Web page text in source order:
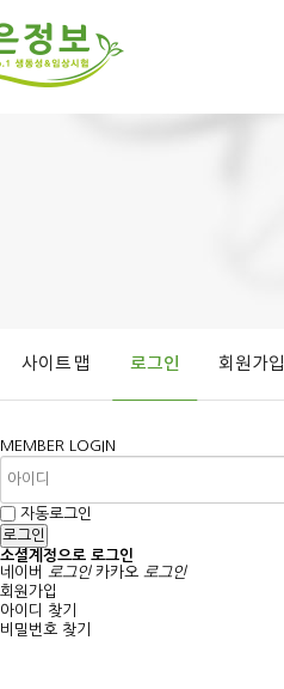
사이트 맵 로그인 회원가입
MEMBER LOGIN
자동로그인
소셜계정으로 로그인
네이버
로그인 카카오 로그인
회원가입
아이디 찾기
비밀번호 찾기